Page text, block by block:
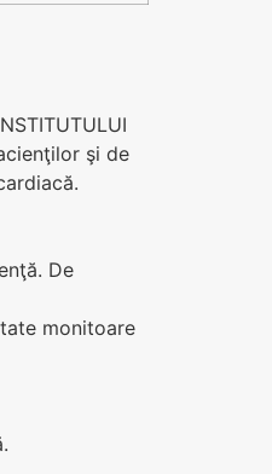
şi de
De
monitoare